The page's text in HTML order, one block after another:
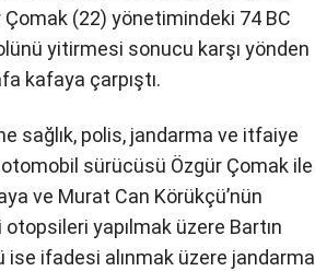
(22) yönetimindeki 74 BC
yitirmesi sonucu karşı yönden
kafaya çarpıştı.
sağlık, polis, jandarma ve itfaiye
otomobil sürücüsü Özgür Çomak ile
ve Murat Can Körükçü’nün
yapılmak üzere Bartın
ise ifadesi alınmak üzere jandarma